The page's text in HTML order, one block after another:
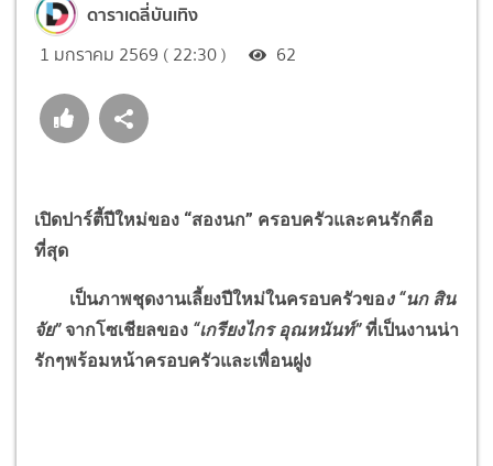
ดาราเดลี่บันเทิง
1 มกราคม 2569 ( 22:30 ) 62
เปิดปาร์ตี้ปีใหม่ของ “สองนก” ครอบครัวและคนรักคือ
ที่สุด
เป็นภาพชุดงานเลี้ยงปีใหม่ในครอบครัวของ “นก สิน
จัย” จากโซเชียลของ “เกรียงไกร อุณหนันท์” ที่เป็นงานน่า
รักๆพร้อมหน้าครอบครัวและเพื่อนฝูง